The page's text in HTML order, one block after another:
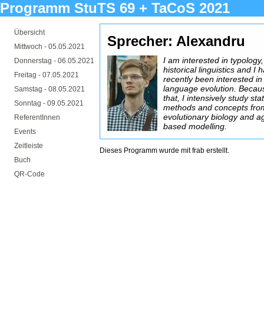
Programm StuTS 69 + TaCoS 2021
Übersicht
Mittwoch - 05.05.2021
Donnerstag - 06.05.2021
Freitag - 07.05.2021
Samstag - 08.05.2021
Sonntag - 09.05.2021
ReferentInnen
Events
Zeitleiste
Buch
QR-Code
Sprecher: Alexandru
I am interested in typology,
historical linguistics and I
recently been interested in
language evolution.
that, I intensively study
methods and concepts
evolutionary biology and
based modelling.
Dieses Programm wurde mitfrab erstellt.